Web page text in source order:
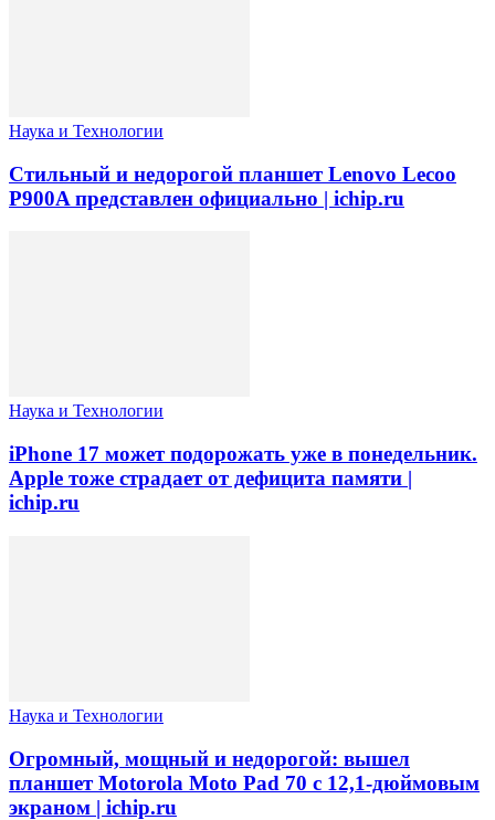
Наука и Технологии
Стильный и недорогой планшет Lenovo Lecoo
P900A представлен официально | ichip.ru
Наука и Технологии
iPhone 17 может подорожать уже в понедельник.
Apple тоже страдает от дефицита памяти |
ichip.ru
Наука и Технологии
Огромный, мощный и недорогой: вышел
планшет Motorola Moto Pad 70 с 12,1-дюймовым
экраном | ichip.ru